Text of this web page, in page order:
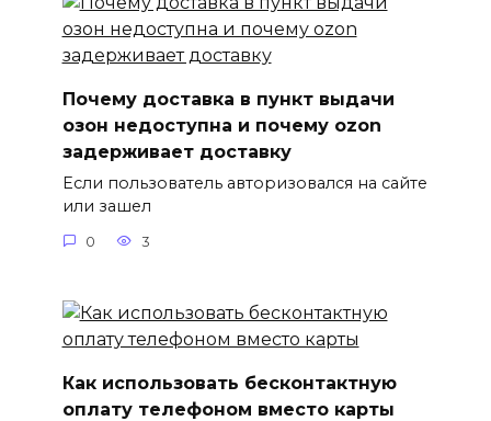
Почему доставка в пункт выдачи
озон недоступна и почему ozon
задерживает доставку
Если пользователь авторизовался на сайте
или зашел
0 3
Как использовать бесконтактную
оплату телефоном вместо карты